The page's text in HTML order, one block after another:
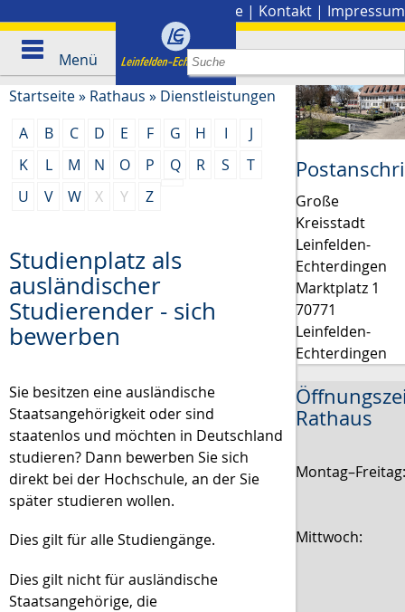
Presse | Kontakt | Impressum
Menü
Startseite» Rathaus » Dienstleistungen
A
B C D E F G H I
J
K
L M N O P Q R S
T
U
V W X Y Z
Studienplatz als
ausländischer
Studierender - sich
bewerben
Sie besitzen eine ausländische
Staatsangehörigkeit oder sind
staatenlos und möchten in Deutschland
studieren? Dann bewerben Sie sich
direkt bei der Hochschule, an der Sie
später studieren wollen.
Dies gilt für alle Studiengänge.
Dies gilt nicht für ausländische
Staatsangehörige, die
Große
Kreisstadt
Leinfelden-
Echterdingen
Marktplatz 1
70771
Leinfelden-
Echterdingen
Rathaus
Mittwoch: